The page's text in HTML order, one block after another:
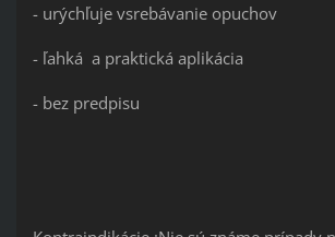
- urýchľuje vsrebávanie opuchov
- ľahká a praktická aplikácia
- bez predpisu